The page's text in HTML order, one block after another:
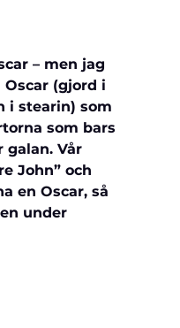
– men jag
(gjord i
i stearin) som
som bars
Vår
John” och
en Oscar, så
under